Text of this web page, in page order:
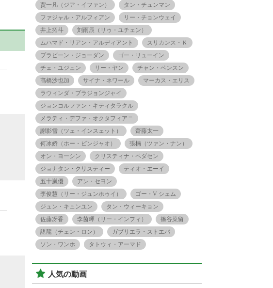
贾一凡（ジア・イファン）
タン・チュンマン
ファジャル・アルフィアン
リー・チョンウェイ
井上拓斗
刘雨辰（リゥ・ユチェン）
ムハマド・リアン・アルディアント
スリカンス・Ｋ
プラビーン・ジョーダン
ゴー・リューイン
チェ・ユジュン
リー・ヤン
チャン・ペンスン
髙橋沙也加
サイナ・ネワール
マーカス・エリス
ラウィンダ・プラジョンジャイ
ジョンコルファン・キティタラクル
メラティ・デファ・オクタフィアニ
謝影雪（ツェ・インスェット）
齋藤太一
何冰娇（ホー・ビンジャオ）
張楠（ツァン・ナン）
オン・ヨーシン
クリスティナ・ペダセン
ジョナタン・クリスティー
ティオ・エーイ
五十嵐優
アン・セヨン
李俊慧（リー・ジュンホゥイ）
ゴー・V シェム
ジュン・キュンユン
タン・ウィーキョン
佐藤冴香
李茵暉（リー・インフィ）
篠谷菜留
諶龍（チェン・ロン）
ガブリエラ・ストエバ
ソン・ワンホ
タトウィ・アーマド
人気の動画